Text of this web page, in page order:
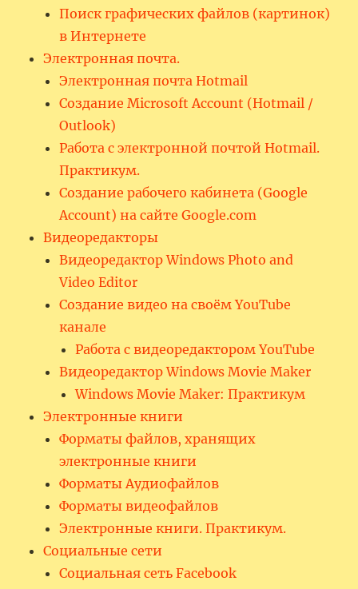
Поиск графических файлов (картинок)
в Интернете
Электронная почта.
Электронная почта Hotmail
Создание Microsoft Account (Hotmail /
Outlook)
Работа с электронной почтой Hotmail.
Практикум.
Создание рабочего кабинета (Google
Account) на сайте Google.com
Видеоредакторы
Видеоредактор Windows Photo and
Video Editor
Создание видео на своём YouTube
канале
Работа с видеоредактором YouTube
Видеоредактор Windows Movie Maker
Windows Movie Maker: Практикум
Электронные книги
Форматы файлов, хранящих
электронные книги
Форматы Аудиофайлов
Форматы видеофайлов
Электронные книги. Практикум.
Социальные сети
Социальная сеть Facebook